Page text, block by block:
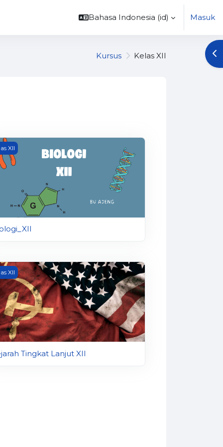
Bahasa Indonesia ‎(id)‎ Masuk
Kursus Kelas XII
XII
Tingkat Lanjut XII
XII
Tingkat Lanjut XII